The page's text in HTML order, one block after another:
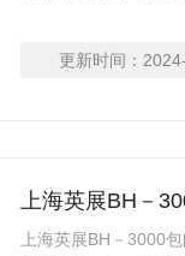
更新时间： 2024-
上海英展BH－
上海英展BH－3000